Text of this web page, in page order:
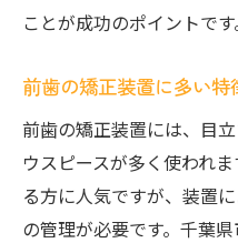
ことが成功のポイントです
前歯の矯正装置に多い特
前歯の矯正装置には、目
ウスピースが多く使われ
る方に人気ですが、装置
の管理が必要です。千葉